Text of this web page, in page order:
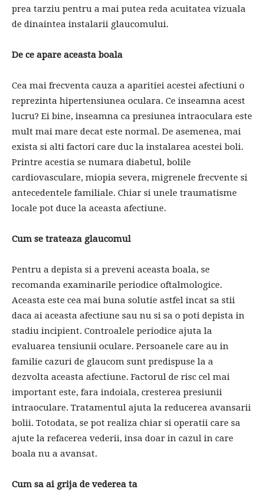
prea tarziu pentru a mai putea reda acuitatea vizuala
de dinaintea instalarii glaucomului.
De ce apare aceasta boala
Cea mai frecventa cauza a aparitiei acestei afectiuni o
reprezinta hipertensiunea oculara. Ce inseamna acest
lucru? Ei bine, inseamna ca presiunea intraoculara este
mult mai mare decat este normal. De asemenea, mai
exista si alti factori care duc la instalarea acestei boli.
Printre acestia se numara diabetul, bolile
cardiovasculare, miopia severa, migrenele frecvente si
antecedentele familiale. Chiar si unele traumatisme
locale pot duce la aceasta afectiune.
Cum se trateaza glaucomul
Pentru a depista si a preveni aceasta boala, se
recomanda examinarile periodice oftalmologice.
Aceasta este cea mai buna solutie astfel incat sa stii
daca ai aceasta afectiune sau nu si sa o poti depista in
stadiu incipient. Controalele periodice ajuta la
evaluarea tensiunii oculare. Persoanele care au in
familie cazuri de glaucom sunt predispuse la a
dezvolta aceasta afectiune. Factorul de risc cel mai
important este, fara indoiala, cresterea presiunii
intraoculare. Tratamentul ajuta la reducerea avansarii
bolii. Totodata, se pot realiza chiar si operatii care sa
ajute la refacerea vederii, insa doar in cazul in care
boala nu a avansat.
Cum sa ai grija de vederea ta